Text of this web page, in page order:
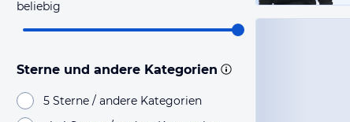
beliebig
Sterne und andere Kategorien
5 Sterne / andere Kategorien